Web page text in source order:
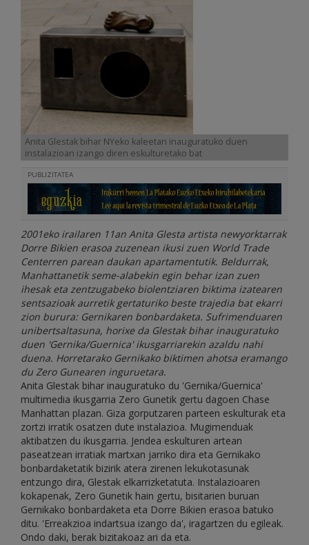
Anita Glestak bihar NYeko kaleetan inauguratuko duen
instalazioan izango diren eskulturetako bat
PUBLIZITATEA
2001eko irailaren 11an Anita Glesta artista newyorktarrak
Dorre Bikien erasoa zuzenean ikusi zuen World Trade
Centerren parean daukan apartamentutik. Beldurrak,
Manhattanetik seme-alabekin egin behar izan zuen
ihesak eta zentzugabeko biolentziaren biktima izatearen
sentsazioak aurretik gertaturiko beste trajedia bat ekarri
zion burura: Gernikaren bonbardaketa. Sufrimenduaren
unibertsaltasuna, horixe da Glestak bihar inauguratuko
duen 'Gernika/Guernica' ikusgarriarekin azaldu nahi
duena. Horretarako Gernikako biktimen ahotsa eramango
du Zero Gunearen inguruetara.
Anita Glestak bihar inauguratuko du 'Gernika/Guernica'
multimedia ikusgarria Zero Gunetik gertu dagoen Chase
Manhattan plazan. Giza gorputzaren parteen eskulturak eta
zortzi irratik osatzen dute instalazioa. Mugimenduak
aktibatzen du ikusgarria. Jendea eskulturen artean
paseatzean irratiak martxan jarriko dira eta Gernikako
bonbardaketatik bizirik atera zirenen lekukotasunak
entzungo dira, Glestak elkarrizketatuta. Instalazioaren
kokapenak, Zero Gunetik hain gertu, bisitarien buruan
Gernikako bonbardaketa eta Dorre Bikien erasoa batuko
ditu. 'Erreakzioa indartsua izango da', iragartzen du egileak.
Ondo daki, berak bizitakoaz ari da eta.